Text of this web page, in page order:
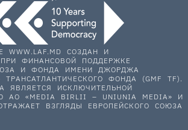
СОЗДАН И
ФИНАНСОВОЙ ПОДДЕРЖКЕ
И ФОНДА ИМЕНИ ДЖОРДЖА
ФОНДА (GMF TF).
ЯВЛЯЕТСЯ ИСКЛЮЧИТЕЛЬНОЙ
АО «MEDIA BIRLII – UNIUNIA MEDIA» И
ВЗГЛЯДЫ ЕВРОПЕЙСКОГО СОЮЗА